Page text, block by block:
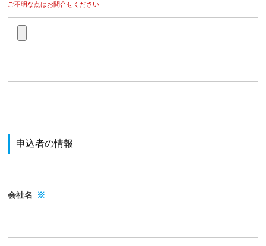
ご不明な点はお問合せください
申込者の情報
会社名 ※